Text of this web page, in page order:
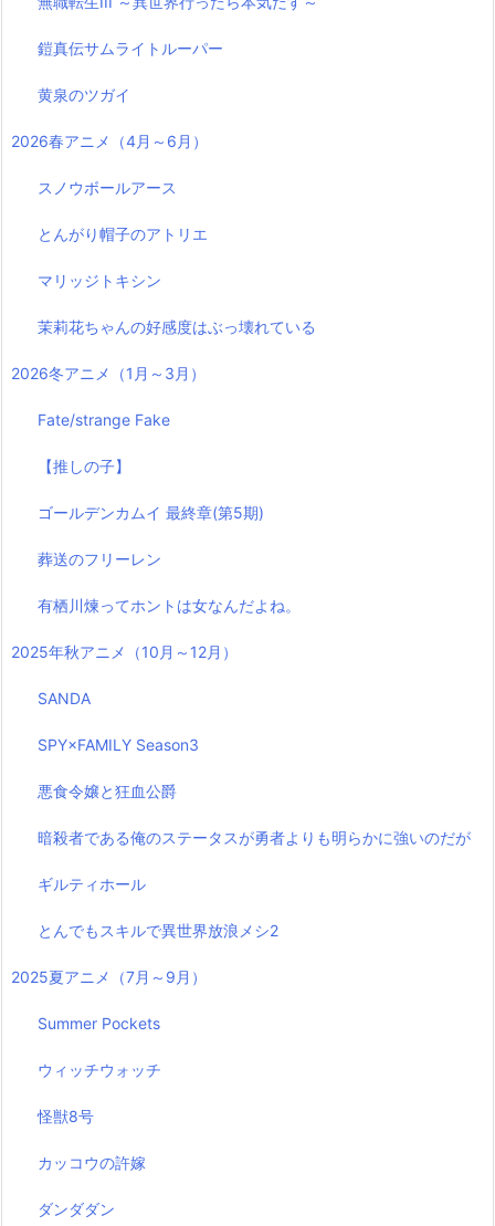
鎧真伝サムライトルーパー
黄泉のツガイ
2026春アニメ（4月～6月）
スノウボールアース
とんがり帽子のアトリエ
マリッジトキシン
茉莉花ちゃんの好感度はぶっ壊れている
2026冬アニメ（1月～3月）
Fate/strange Fake
【推しの子】
ゴールデンカムイ 最終章(第5期)
葬送のフリーレン
有栖川煉ってホントは女なんだよね。
2025年秋アニメ（10月～12月）
SANDA
SPY×FAMILY Season3
悪食令嬢と狂血公爵
暗殺者である俺のステータスが勇者よりも明らかに強いのだが
ギルティホール
とんでもスキルで異世界放浪メシ2
2025夏アニメ（7月～9月）
Summer Pockets
ウィッチウォッチ
怪獣8号
カッコウの許嫁
ダンダダン